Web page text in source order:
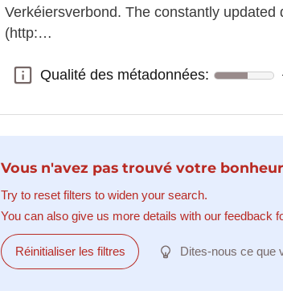
Verkéiersverbond. The constantly
(http:…
Qualité des métadonnées:
Qualité des métadonnées:
Vous n'avez pas trouvé votre
Try to reset filters to widen your search.
You can also give us more details with our feedback
Réinitialiser les filtres Dites-nous ce que